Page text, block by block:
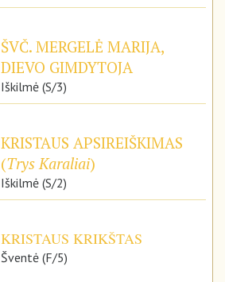
ŠVČ. MERGELĖ MARIJA,
DIEVO GIMDYTOJA
Iškilmė (S/3)
KRISTAUS APSIREIŠKIMAS
(Trys Karaliai)
Iškilmė (S/2)
KRISTAUS KRIKŠTAS
Šventė (F/5)